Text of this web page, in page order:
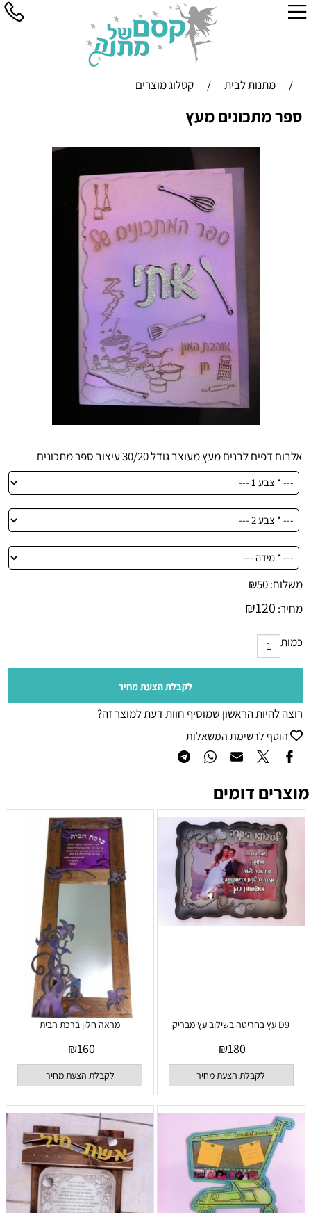
/ מתנות לבית / קטלוג מוצרים
ספר מתכונים מעץ
אלבום דפים לבנים מעץ מעוצב גודל 30/20 עיצוב ספר מתכונים
משלוח: ₪50
מחיר:
₪120
כמות
לקבלת הצעת מחיר
רוצה להיות הראשון שמוסיף חוות דעת למוצר זה?
הוסף לרשימת המשאלות
מוצרים דומים
D9 עץ בחריטה בשילוב עץ מבריק
₪180
לקבלת הצעת מחיר
מראה חלון ברכת הבית
₪160
לקבלת הצעת מחיר